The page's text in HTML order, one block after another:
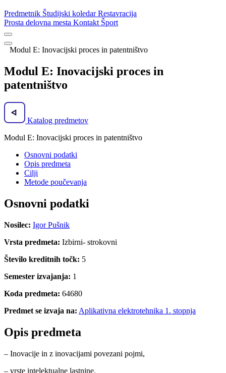
Predmetnik Študijski koledarRestavracija
Prosta delovna mesta Kontakt Šport
Modul E: Inovacijski proces in patentništvo
Modul E: Inovacijski proces in
patentništvo
Katalog predmetov
Modul E: Inovacijski proces in patentništvo
Osnovni podatki
Opis predmeta
Cilji
Metode poučevanja
Osnovni podatki
Nosilec: Igor Pušnik
Vrsta predmeta: Izbirni- strokovni
Število kreditnih točk: 5
Semester izvajanja: 1
Koda predmeta: 64680
Predmet se izvaja na: Aplikativna elektrotehnika 1. stopnja
Opis predmeta
– Inovacije in z inovacijami povezani pojmi,
– vrste intelektualne lastnine,